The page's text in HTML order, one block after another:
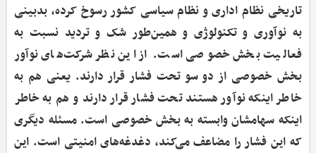
تاریخی نظام اداری و نظام سیاسی کشور رسوخ کرده، بدبینی
به نوآوری و تکنولوژی و همین‌طور شک و تردید نسبت به
فعالیت بخش خصوصی است. از این نظر شرکت‌های نوآور
بخش خصوصی از دو سو تحت فشار قرار دارند. یعنی هم به
خاطر اینکه نوآور هستند تحت فشار قرار دارند و هم به خاطر
اینکه سهامشان وابسته به بخش خصوصی است. مسئله دیگری
که این فشار را مضاعف می‌کند، دغدغه‌های امنیتی است. این